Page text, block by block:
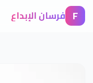
F فرسان الإبداع